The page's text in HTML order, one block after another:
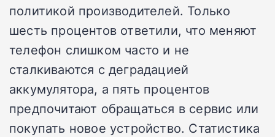
политикой производителей. Только
шесть процентов ответили, что меняют
телефон слишком часто и не
сталкиваются с деградацией
аккумулятора, а пять процентов
предпочитают обращаться в сервис или
покупать новое устройство. Статистика